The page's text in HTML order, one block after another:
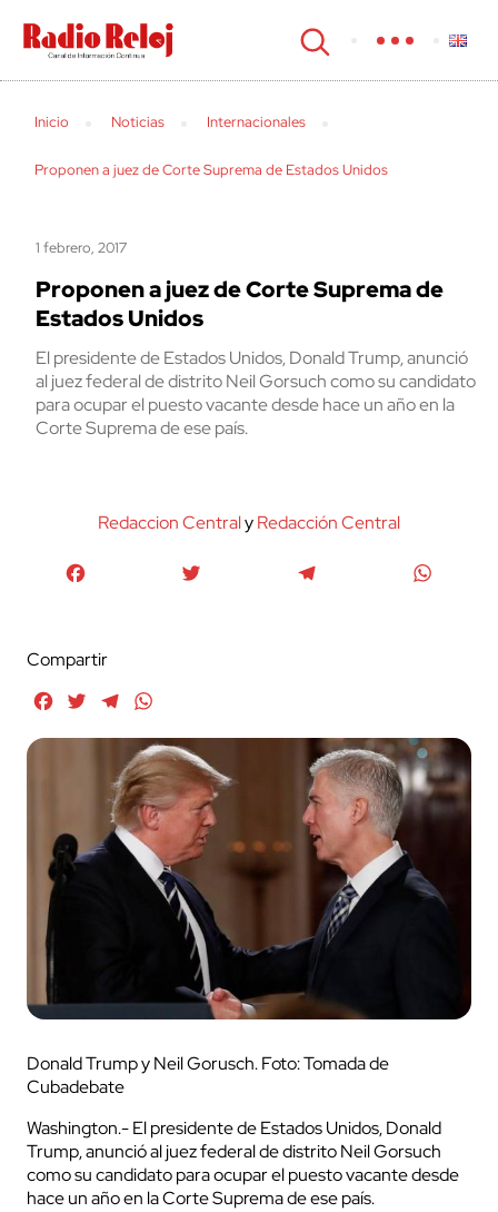
cerrar
Inicio Noticias Internacionales
Proponen a juez de Corte Suprema de Estados Unidos
1 febrero, 2017
Proponen a juez de Corte Suprema de
Estados Unidos
El presidente de Estados Unidos, Donald Trump, anunció
al juez federal de distrito Neil Gorsuch como su candidato
para ocupar el puesto vacante desde hace un año en la
Corte Suprema de ese país.
Redaccion CentralyRedacción Central
Compartir
FacebookTwitterTelegram
Donald Trump y Neil Gorusch. Foto: Tomada de
Cubadebate
Washington.- El presidente de Estados Unidos, Donald
Trump, anunció al juez federal de distrito Neil Gorsuch
como su candidato para ocupar el puesto vacante desde
hace un año en la Corte Suprema de ese país.